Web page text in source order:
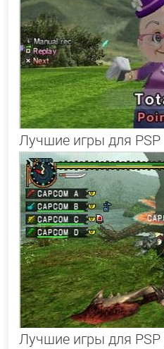
Лучшие игры для PSP
Лучшие игры для PSP